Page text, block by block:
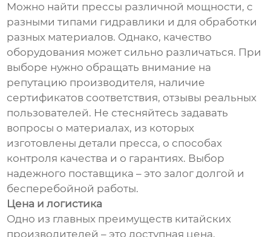
Можно найти прессы различной мощности, с
разными типами гидравлики и для обработки
разных материалов. Однако, качество
оборудования может сильно различаться. При
выборе нужно обращать внимание на
репутацию производителя, наличие
сертификатов соответствия, отзывы реальных
пользователей. Не стесняйтесь задавать
вопросы о материалах, из которых
изготовлены детали пресса, о способах
контроля качества и о гарантиях. Выбор
надежного поставщика – это залог долгой и
бесперебойной работы.
Цена и логистика
Одно из главных преимуществ китайских
производителей – это доступная цена.